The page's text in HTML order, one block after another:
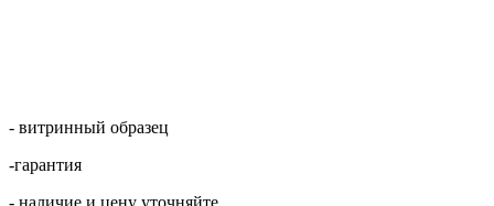
- витринный образец
-гарантия
- наличие и цену уточняйте